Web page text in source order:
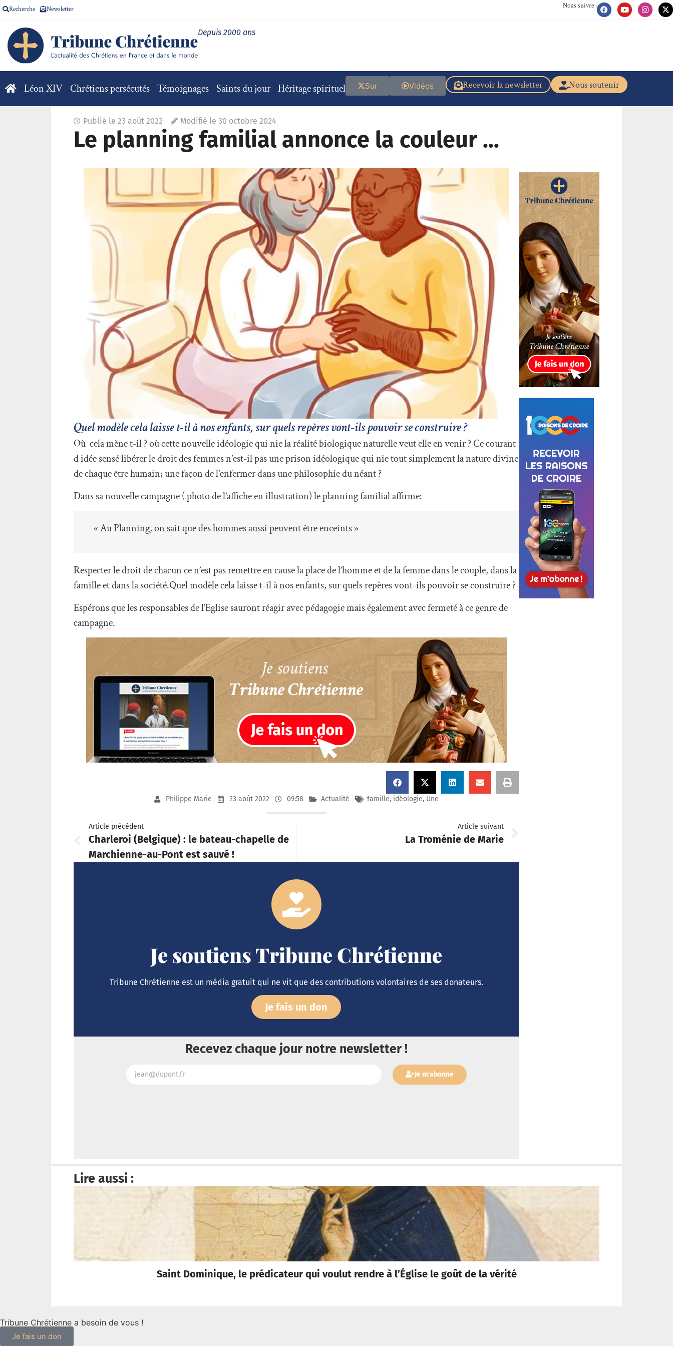
Recherche Newsletter Nous suivre :
Depuis 2000 ans
Léon XIV Chrétiens persécutés Témoignages Saints du jour Héritage spirituel Nous soutenir
Recevoir la newsletter
Vidéos
Sur
Publié le 23 août 2022 Modifié le 30 octobre 2024
Le planning familial annonce la couleur …
Quel modèle cela laisse t-il à nos enfants, sur quels repères vont-ils pouvoir se construire ?
Où cela mène t-il ? où cette nouvelle idéologie qui nie la réalité biologique naturelle veut elle en venir ? Ce courant
d idée sensé libérer le droit des femmes n’est-il pas une prison idéologique qui nie tout simplement la nature divine
de chaque être humain; une façon de l’enfermer dans une philosophie du néant ?
Dans sa nouvelle campagne ( photo de l’affiche en illustration) le planning familial affirme:
« Au Planning, on sait que des hommes aussi peuvent être enceints »
Respecter le droit de chacun ce n’est pas remettre en cause la place de l’homme et de la femme dans le couple, dans la
famille et dans la société.Quel modèle cela laisse t-il à nos enfants, sur quels repères vont-ils pouvoir se construire ?
Espérons que les responsables de l’Eglise sauront réagir avec pédagogie mais également avec fermeté à ce genre de
campagne.
Philippe Marie 23 août 2022 09:58 Actualité famille, idéologie, Une
Article précédent
Charleroi (Belgique) : le bateau-chapelle de
Marchienne-au-Pont est sauvé !
Article suivant
La Troménie de Marie
Je soutiens Tribune Chrétienne
Tribune Chrétienne est un média gratuit qui ne vit que des contributions volontaires de ses donateurs.
Je fais un don
Recevez chaque jour notre newsletter !
Je m'abonne
Lire aussi :
Saint Dominique, le prédicateur qui voulut rendre à l’Église le goût de la vérité
Tribune Chrétienne a besoin de vous !
Je fais un don